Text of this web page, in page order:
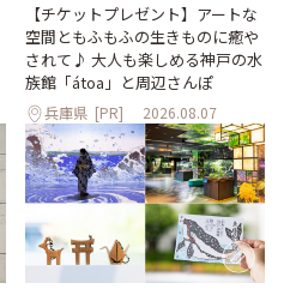
【チケットプレゼント】アートな
空間ともふもふの生きものに癒や
されて♪ 大人も楽しめる神戸の水
族館「átoa」と周辺さんぽ
兵庫県 [PR] 2026.08.07